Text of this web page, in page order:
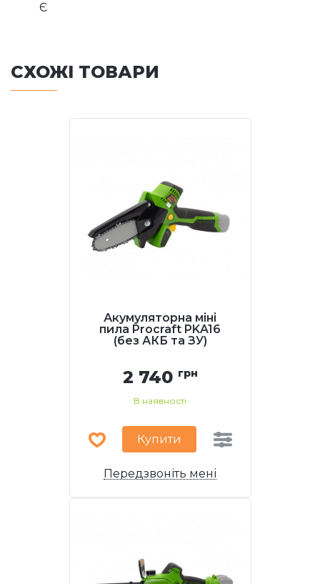
Є
СХОЖІ ТОВАРИ
Акумуляторна міні
пила Procraft PKA16
(без АКБ та ЗУ)
2 740 грн
В наявності
Купити
Передзвоніть мені